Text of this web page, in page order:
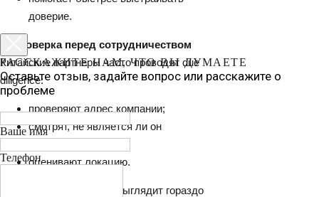
доверие.
2. Проверка перед сотрудничеством
Китайские партнеры часто проводят due
diligence:
проверяют адрес компании;
смотрят, не является ли он
оценивают локацию.
Адрес в бизнес-центре выглядит гораздо
РАССКАЖИТЕ НАМ, ЧТО ВЫ ДУМАЕТЕ
Оставьте отзыв, задайте вопрос или расскажите о
проблеме
Ваше имя
Телефон